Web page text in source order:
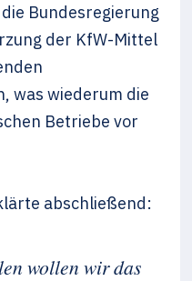
Bundesregierung
der KfW-Mittel
was wiederum die
Betriebe vor
abschließend:
wollen wir das